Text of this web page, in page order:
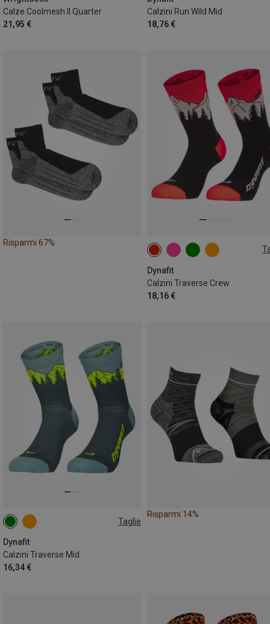
Calze Coolmesh II Quarter
21,95 €
Calzini Run Wild Mid
18,76 €
Risparmi 67%
Dynafit
Calzini Traverse Crew
18,16 €
35|36|37|38
39|40|41|42
43|44|45|46
Taglie
Dynafit
Calzini Traverse Mid
16,34 €
35|36|37|38
Risparmi 14%